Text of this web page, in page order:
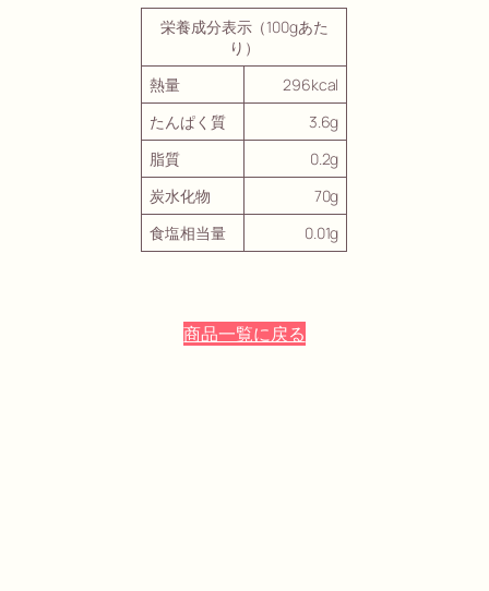
栄養成分表示（100gあた
り）
熱量
296kcal
たんぱく質
3.6g
脂質
0.2g
炭水化物
70g
食塩相当量
0.01g
商品一覧に戻る